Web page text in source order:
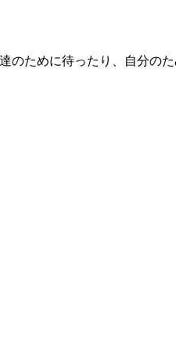
のために待ったり、自分の